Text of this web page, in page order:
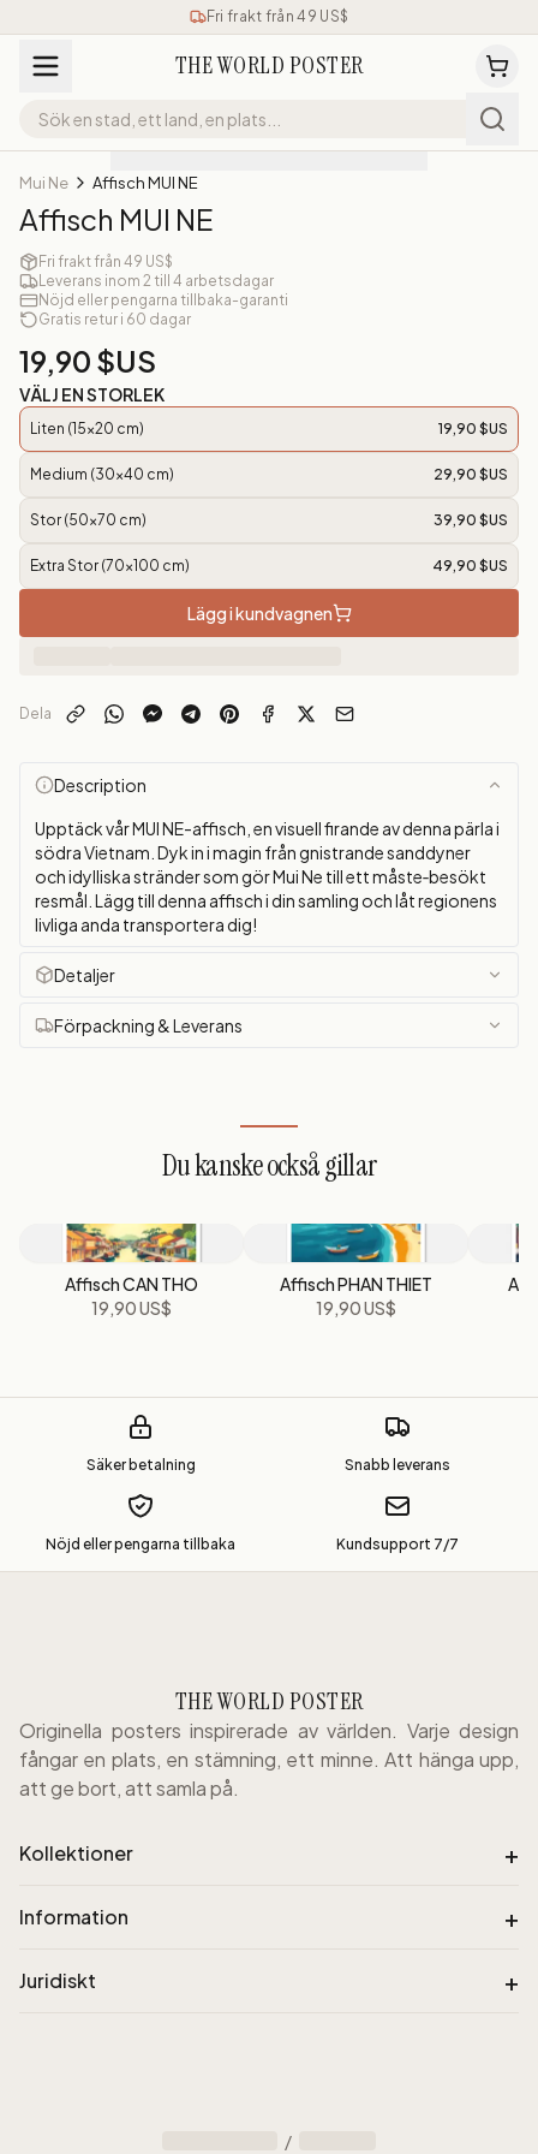
Fri frakt från 49 US$
THE WORLD POSTER
Mui Ne Affisch MUI NE
Affisch MUI NE
Fri frakt från 49 US$
Leverans inom 2 till 4 arbetsdagar
Nöjd eller pengarna tillbaka-garanti
Gratis retur i 60 dagar
19,90 $US
VÄLJ EN STORLEK
Liten (15x20 cm) 19,90 $US
Medium (30x40 cm) 29,90 $US
Stor (50x70 cm) 39,90 $US
Extra Stor (70x100 cm) 49,90 $US
Lägg i kundvagnen
Dela
Description
Upptäck vår MUI NE-affisch, en visuell firande av denna pärla i
södra Vietnam. Dyk in i magin från gnistrande sanddyner
och idylliska stränder som gör Mui Ne till ett måste‑besökt
resmål. Lägg till denna affisch i din samling och låt regionens
livliga anda transportera dig!
Detaljer
Förpackning & Leverans
Du kanske också gillar
Affisch CAN THO
19,90 US$
Affisch PHAN THIET
19,90 US$
Säker betalning Snabb leverans
Nöjd eller pengarna tillbaka Kundsupport 7/7
THE WORLD POSTER
Originella posters inspirerade av världen. Varje design
fångar en plats, en stämning, ett minne. Att hänga upp,
att ge bort, att samla på.
Kollektioner +
Information +
Juridiskt +
/